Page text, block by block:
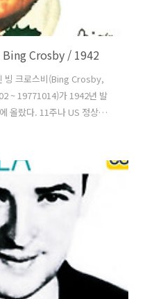
Crosby / 1942
빙 크로스비(Bing Crosby,
~ 19771014)가 1942년 발
올랐다. 11주나 US 정상에
역사상 3년에 걸쳐 1위에
다. 세계에서 1억장 정도 팔
글로 엘튼 존(Elton John)의
년 아카데미 주제가상을 받